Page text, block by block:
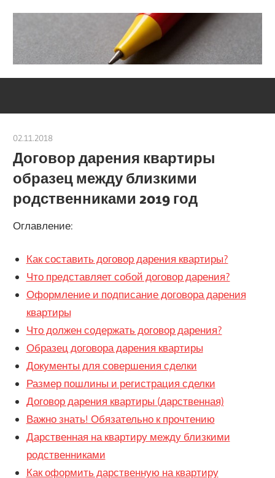
02.11.2018
Договор дарения квартиры
образец между близкими
родственниками 2019 год
Оглавление:
Как составить договор дарения квартиры?
Что представляет собой договор дарения?
Оформление и подписание договора дарения
квартиры
Что должен содержать договор дарения?
Образец договора дарения квартиры
Документы для совершения сделки
Размер пошлины и регистрация сделки
Договор дарения квартиры (дарственная)
Важно знать! Обязательно к прочтению
Дарственная на квартиру между близкими
родственниками
Как оформить дарственную на квартиру